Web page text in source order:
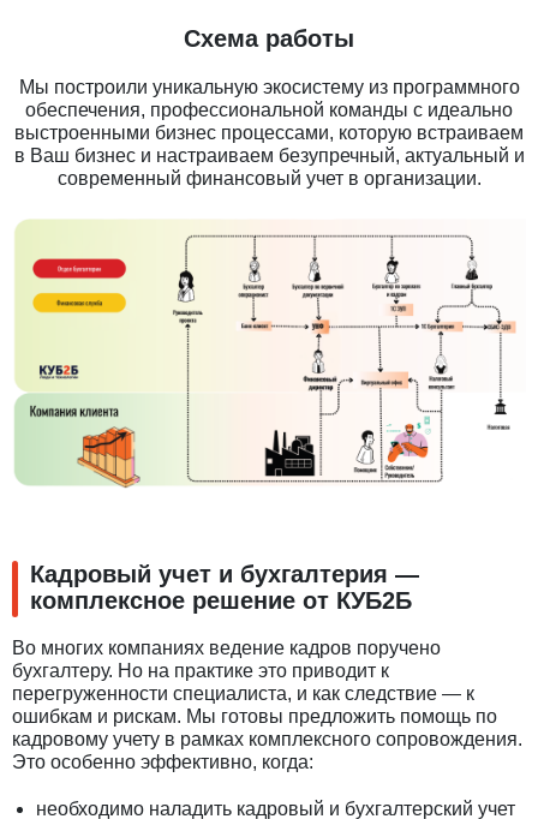
Схема работы
Мы построили уникальную экосистему из программного
обеспечения, профессиональной команды с идеально
выстроенными бизнес процессами, которую встраиваем
в Ваш бизнес и настраиваем безупречный, актуальный и
современный финансовый учет в организации.
Кадровый учет и бухгалтерия —
комплексное решение от КУБ2Б
Во многих компаниях ведение кадров поручено
бухгалтеру. Но на практике это приводит к
перегруженности специалиста, и как следствие — к
ошибкам и рискам. Мы готовы предложить помощь по
кадровому учету в рамках комплексного сопровождения.
Это особенно эффективно, когда:
необходимо наладить кадровый и бухгалтерский учет